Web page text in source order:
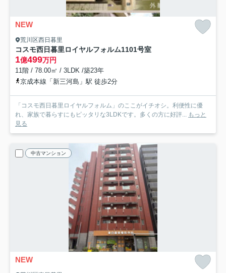
NEW
荒川区西日暮里
コスモ西日暮里ロイヤルフォルム1101号室
1億499万円
11階 / 78.00㎡ / 3LDK /築23年
京成本線「新三河島」駅 徒歩2分
「コスモ西日暮里ロイヤルフォルム」のここがイチオシ。利便性に優
れ、家族で暮らすにもピッタリな3LDKです。多くの方に好評... もっと
見る
中古マンション
NEW